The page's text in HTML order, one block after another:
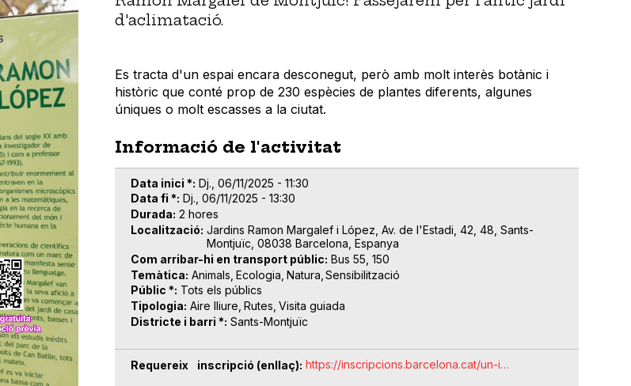
d'aclimatació.
Es tracta d'un espai encara desconegut, però amb molt interès botànic i
històric que conté prop de 230 espècies de plantes diferents, algunes
úniques o molt escasses a la ciutat.
Informació de l'activitat
Data inici * Dj., 06/11/2025 - 11:30
Data fi * Dj., 06/11/2025 - 13:30
Durada 2 hores
Localització Jardins Ramon Margalef i López, Av. de l'Estadi, 42, 48, Sants-
Montjuïc, 08038 Barcelona, Espanya
Com arribar-hi en transport públic Bus 55, 150
Temàtica Animals Ecologia Natura Sensibilització
Públic * Tots els públics
Tipologia Aire lliure Rutes Visita guiada
Districte i barri * Sants-Montjuïc
Requereix inscripció (enllaç) https://inscripcions.barcelona.cat/un-i…